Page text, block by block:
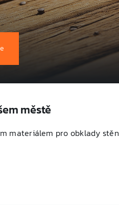
městě
materiálem pro obklady